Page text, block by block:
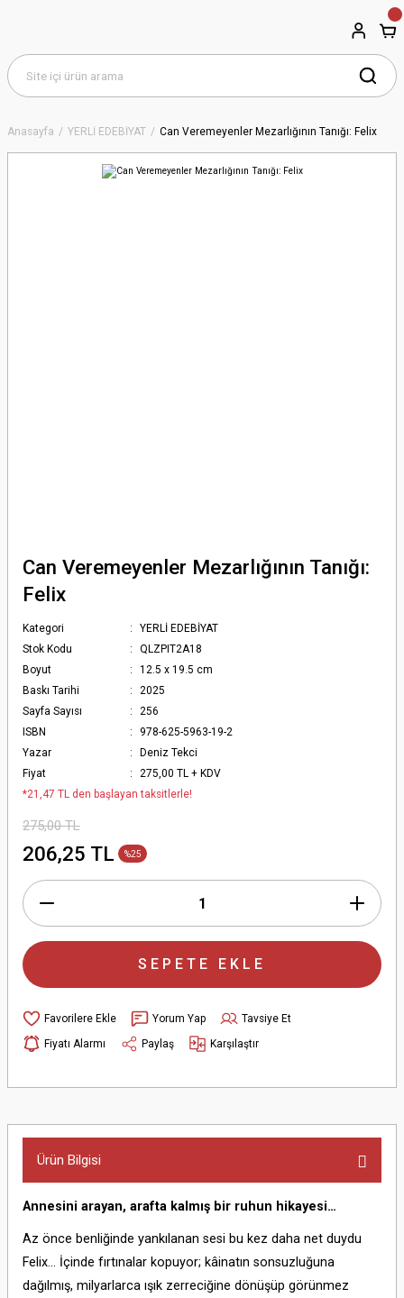
Anasayfa YERLİ EDEBİYAT Can Veremeyenler Mezarlığının Tanığı: Felix
Can Veremeyenler Mezarlığının Tanığı:
Felix
Kategori
YERLİ EDEBİYAT
Stok Kodu
QLZPIT2A18
Boyut
12.5 x 19.5 cm
Baskı Tarihi
2025
Sayfa Sayısı
256
ISBN
978-625-5963-19-2
Yazar
Deniz Tekci
Fiyat
275,00 TL + KDV
*21,47 TL den başlayan taksitlerle!
275,00 TL
206,25 TL %25
SEPETE EKLE
Yorum Yap
Tavsiye Et
Fiyatı Alarmı
Paylaş Karşılaştır
Ürün Bilgisi
Annesini arayan, arafta kalmış bir ruhun hikayesi…
Az önce benliğinde yankılanan sesi bu kez daha net duydu
Felix... İçinde fırtınalar kopuyor; kâinatın sonsuzluğuna
dağılmış, milyarlarca ışık zerreciğine dönüşüp görünmez